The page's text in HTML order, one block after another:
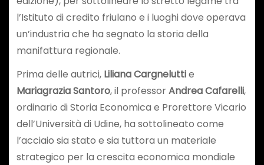
l’Istituto di credito friulano e i luoghi dove operava
un’industria che ha segnato la storia della
manifattura regionale.
Prima delle autrici, Liliana Cargneluttie
Mariagrazia Santoro, il professorAndrea Cafarelli,
ordinario di Storia Economica e Prorettore Vicario
dell’Università di Udine, ha sottolineato come
l’acciaio sia stato e sia tuttora un materiale
strategico per la crescita economica mondiale